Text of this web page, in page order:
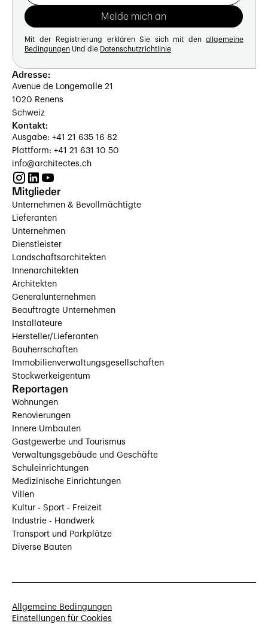
Mit der Registrierung erklären Sie sich mit den allgemeine
Bedingungen Und die Datenschutzrichtlinie
Adresse:
Avenue de Longemalle 21
1020 Renens
Schweiz
Kontakt:
Ausgabe: +41 21 635 16 82
Plattform: +41 21 631 10 50
info@architectes.ch
Mitglieder
Unternehmen & Bevollmächtigte
Lieferanten
Unternehmen
Dienstleister
Landschaftsarchitekten
Innenarchitekten
Architekten
Generalunternehmen
Beauftragte Unternehmen
Installateure
Hersteller/Lieferanten
Bauherrschaften
Immobilienverwaltungsgesellschaften
Stockwerkeigentum
Reportagen
Wohnungen
Renovierungen
Innere Umbauten
Gastgewerbe und Tourismus
Verwaltungsgebäude und Geschäfte
Schuleinrichtungen
Medizinische Einrichtungen
Villen
Kultur - Sport - Freizeit
Industrie - Handwerk
Transport und Parkplätze
Diverse Bauten
Allgemeine Bedingungen
Einstellungen für Cookies